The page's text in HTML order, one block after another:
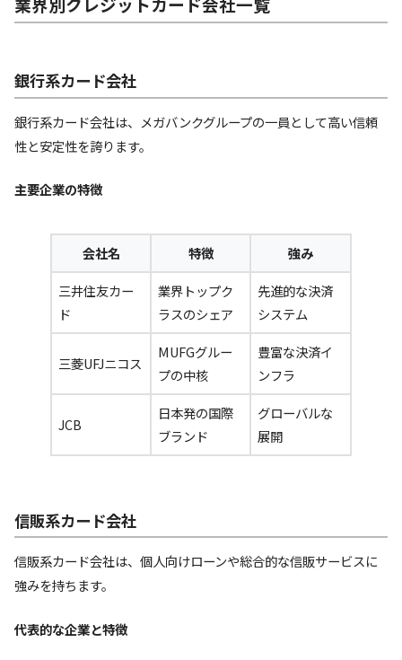
銀行系カード会社
銀行系カード会社は、メガバンクグループの一員として高い信頼
性と安定性を誇ります。
主要企業の特徴
会社名 特徴
強み
三井住友カー
ド
業界トップク
ラスのシェア
先進的な決済
システム
三菱UFJニコス
MUFGグルー
プの中核
豊富な決済イ
ンフラ
JCB
日本発の国際
ブランド
グローバルな
展開
信販系カード会社
信販系カード会社は、個人向けローンや総合的な信販サービスに
強みを持ちます。
代表的な企業と特徴